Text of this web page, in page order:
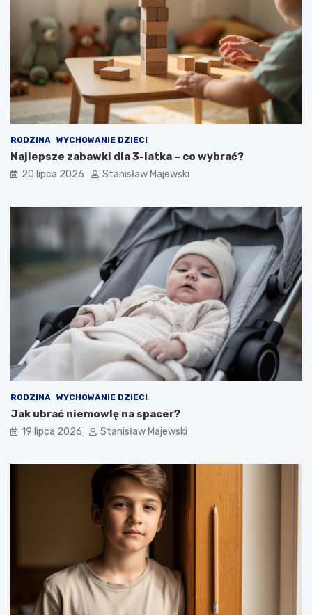
RODZINA WYCHOWANIE DZIECI
Najlepsze zabawki dla 3-latka – co wybrać?
20 lipca 2026 Stanisław Majewski
RODZINA WYCHOWANIE DZIECI
Jak ubrać niemowlę na spacer?
19 lipca 2026 Stanisław Majewski